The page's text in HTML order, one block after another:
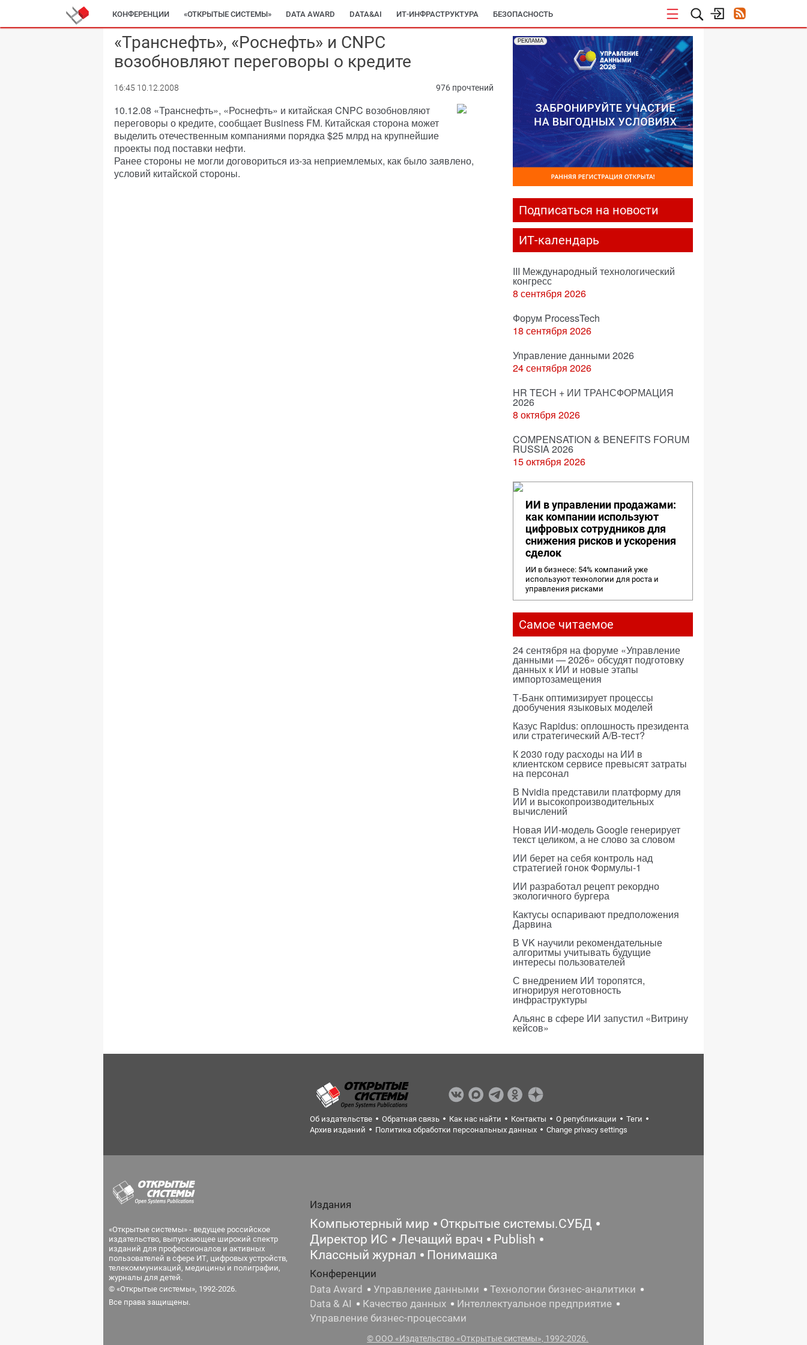
КОНФЕРЕНЦИИ «ОТКРЫТЫЕ СИСТЕМЫ» DATA AWARD DATA&AI ИТ-ИНФРАСТРУКТУРА БЕЗОПАСНОСТЬ
«Транснефть», «Роснефть» и CNPC
возобновляют переговоры о кредите
16:45 10.12.2008 976 прочтений
10.12.08 «Транснефть», «Роснефть» и китайская CNPC возобновляют
переговоры о кредите, сообщает Business FM. Китайская сторона может
выделить отечественным компаниями порядка $25 млрд на крупнейшие
проекты под поставки нефти.
Ранее стороны не могли договориться из-за неприемлемых, как было заявлено,
условий китайской стороны.
РЕКЛАМА
Подписаться на новости
ИТ-календарь
III Международный технологический
конгресс
8 сентября 2026
Форум ProcessTech
18 сентября 2026
Управление данными 2026
24 сентября 2026
HR TECH + ИИ ТРАНСФОРМАЦИЯ
2026
8 октября 2026
COMPENSATION & BENEFITS FORUM
RUSSIA 2026
15 октября 2026
ИИ в управлении продажами:
как компании используют
цифровых сотрудников для
снижения рисков и ускорения
сделок
ИИ в бизнесе: 54% компаний уже
используют технологии для роста и
управления рисками
Самое читаемое
24 сентября на форуме «Управление
данными — 2026» обсудят подготовку
данных к ИИ и новые этапы
импортозамещения
Т-Банк оптимизирует процессы
дообучения языковых моделей
Казус Rapidus: оплошность президента
или стратегический A/B-тест?
К 2030 году расходы на ИИ в
клиентском сервисе превысят затраты
на персонал
В Nvidia представили платформу для
ИИ и высокопроизводительных
вычислений
Новая ИИ-модель Google генерирует
текст целиком, а не слово за словом
ИИ берет на себя контроль над
стратегией гонок Формулы-1
ИИ разработал рецепт рекордно
экологичного бургера
Кактусы оспаривают предположения
Дарвина
В VK научили рекомендательные
алгоритмы учитывать будущие
интересы пользователей
С внедрением ИИ торопятся,
игнорируя неготовность
инфраструктуры
Альянс в сфере ИИ запустил «Витрину
кейсов»
Об издательстве Обратная связь Как нас найти Контакты О републикации
Теги
Архив изданий
Политика обработки персональных данных Change privacy settings
«Открытые системы» - ведущее российское
издательство, выпускающее широкий спектр
изданий для профессионалов и активных
пользователей в сфере ИТ, цифровых устройств,
телекоммуникаций, медицины и полиграфии,
журналы для детей.
© «Открытые системы», 1992-2026.
Все права защищены.
Издания
Компьютерный мир
Открытые системы.СУБД
Директор ИС
Лечащий врач
Publish
Классный журнал
Понимашка
Конференции
Data Award
Управление данными
Технологии бизнес-аналитики
Data & AI
Качество данных
Интеллектуальное предприятие
Управление бизнес-процессами
© ООО «Издательство «Открытые системы», 1992-2026.